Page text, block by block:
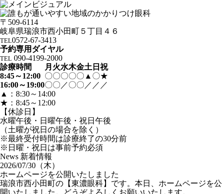
〒509-6114
岐阜県瑞浪市西小田町５丁目４６
TEL0572-67-3413
予約専用ダイヤル
TEL 090-4199-2000
診療時間
月 火水木金土 日祝
8:45～12:00 〇〇〇〇〇 ▲ 〇★
16:00～19:00〇〇 ／〇〇 ／ ／ ／
▲：8:30～14:00
★：8:45～12:00
【休診日】
水曜午後・日曜午後・祝日午後
（土曜が祝日の場合を除く）
※最終受付時間は診療終了の30分前
※日曜・祝日は事前予約必須
News 新着情報
2026/07/30（木）
ホームページを公開いたしました
瑞浪市西小田町の【東濃眼科】です。本日、ホームページを公
開いたしました。どうぞよろしくお願いいたします。